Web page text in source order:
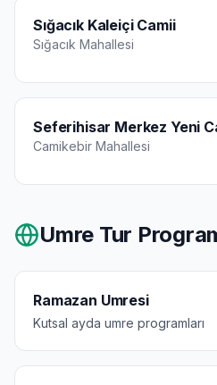
Sığacık Kaleiçi Camii
Sığacık Mahallesi
Seferihisar Merkez Yeni
Camikebir Mahallesi
Umre Tur
Ramazan Umresi
Kutsal ayda umre programları